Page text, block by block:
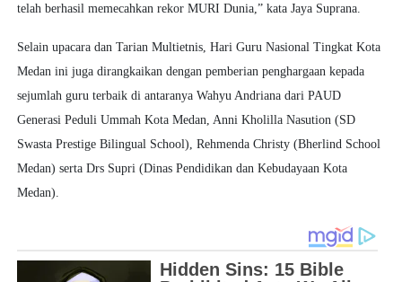
telah berhasil memecahkan rekor MURI Dunia,” kata Jaya Suprana.
Selain upacara dan Tarian Multietnis, Hari Guru Nasional Tingkat Kota
Medan ini juga dirangkaikan dengan pemberian penghargaan kepada
sejumlah guru terbaik di antaranya Wahyu Andriana dari PAUD
Generasi Peduli Ummah Kota Medan, Anni Kholilla Nasution (SD
Swasta Prestige Bilingual School), Rehmenda Christy (Bherlind School
Medan) serta Drs Supri (Dinas Pendidikan dan Kebudayaan Kota
Medan).